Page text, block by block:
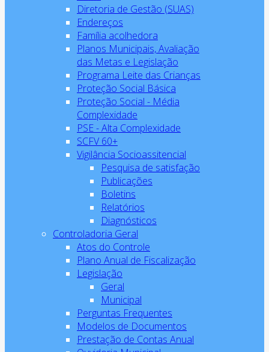
Diretoria de Gestão (SUAS)
Endereços
Família acolhedora
Planos Municipais, Avaliação
das Metas e Legislação
Programa Leite das Crianças
Proteção Social Básica
Proteção Social - Média
Complexidade
PSE - Alta Complexidade
SCFV 60+
Vigilância Socioassitencial
Pesquisa de satisfação
Publicações
Boletins
Relatórios
Diagnósticos
Controladoria Geral
Atos do Controle
Plano Anual de Fiscalização
Legislação
Geral
Municipal
Perguntas Frequentes
Modelos de Documentos
Prestação de Contas Anual